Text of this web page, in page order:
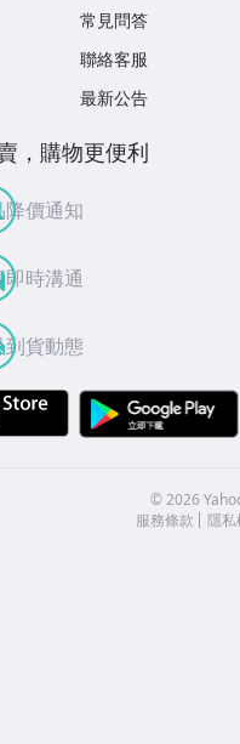
常見問答
聯絡客服
最新公告
，購物更便利
降價通知
即時溝通
到貨動態
APP Store
©2026
服務條款
隱私